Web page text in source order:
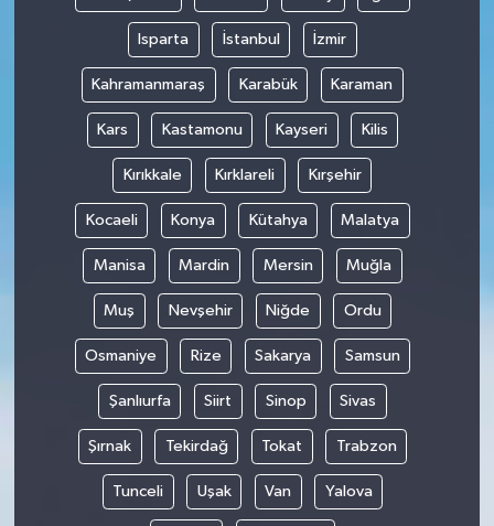
Isparta İstanbul İzmir
Kahramanmaraş Karabük Karaman
Kars Kastamonu Kayseri Kilis
Kırıkkale Kırklareli Kırşehir
Kocaeli Konya Kütahya Malatya
Manisa Mardin Mersin Muğla
Muş Nevşehir Niğde Ordu
Osmaniye Rize Sakarya Samsun
Şanlıurfa Siirt Sinop Sivas
Şırnak Tekirdağ Tokat Trabzon
Tunceli Uşak Van Yalova